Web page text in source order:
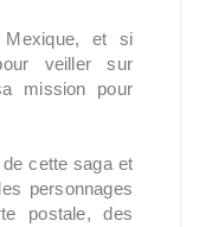
et si
veiller sur
mission pour
cette saga et
personnages
postale, des